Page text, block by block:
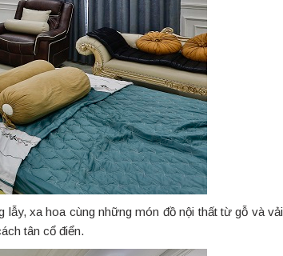
lẫy, xa hoa cùng những món đồ nội thất từ gỗ và vải
tân cổ điển.